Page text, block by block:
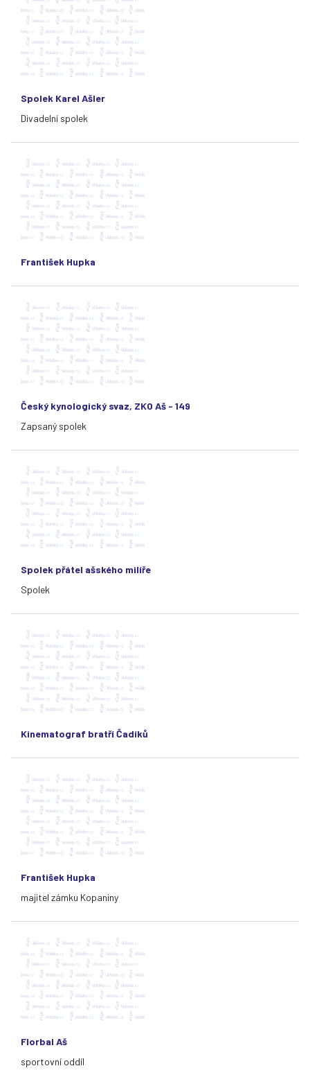
Spolek Karel Ašler
Divadelní spolek
František Hupka
Český kynologický svaz, ZKO Aš - 149
Zapsaný spolek
Spolek přátel ašského milíře
Spolek
Kinematograf bratří Čadíků
František Hupka
majitel zámku Kopaniny
Florbal Aš
sportovní oddíl